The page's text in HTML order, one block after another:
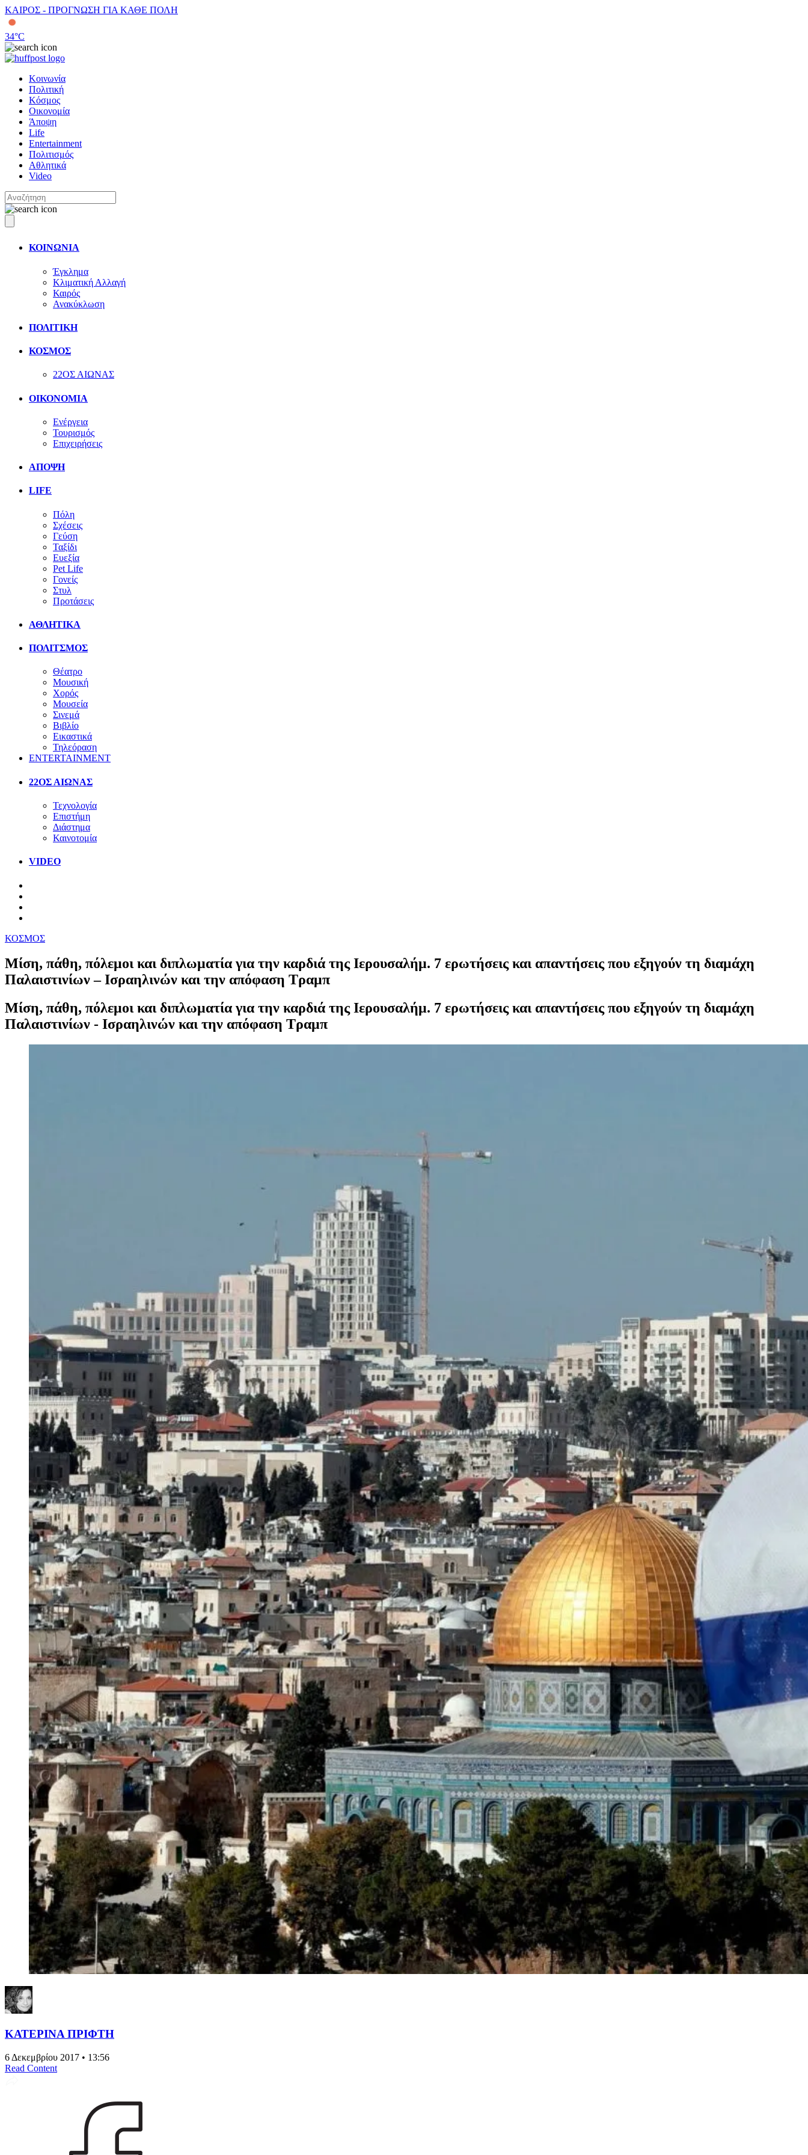
ΚΑΙΡΟΣ - ΠΡΟΓΝΩΣΗ ΓΙΑ ΚΑΘΕ ΠΟΛΗ
34°C
Κοινωνία
Πολιτική
Κόσμος
Οικονομία
Άποψη
Life
Entertainment
Πολιτισμός
Αθλητικά
Video
ΚΟΙΝΩΝΙΑ
Έγκλημα
Κλιματική Αλλαγή
Καιρός
Ανακύκλωση
ΠΟΛΙΤΙΚΗ
ΚΟΣΜΟΣ
22ΟΣ ΑΙΩΝΑΣ
ΟΙΚΟΝΟΜΙΑ
Ενέργεια
Τουρισμός
Επιχειρήσεις
ΑΠΟΨΗ
LIFE
Πόλη
Σχέσεις
Γεύση
Ταξίδι
Ευεξία
Pet Life
Γονείς
Στυλ
Προτάσεις
ΑΘΛΗΤΙΚΑ
ΠΟΛΙΤΣΜΟΣ
Θέατρο
Μουσική
Χορός
Μουσεία
Σινεμά
Βιβλίο
Εικαστικά
Τηλεόραση
ENTERTAINMENT
22ΟΣ ΑΙΩΝΑΣ
Τεχνολογία
Επιστήμη
Διάστημα
Καινοτομία
VIDEO
ΚΟΣΜΟΣ
Μίση, πάθη, πόλεμοι και διπλωματία για την καρδιά της Ιερουσαλήμ. 7 ερωτήσεις και απαντήσεις που εξηγούν τη διαμάχη
Παλαιστινίων – Ισραηλινών και την απόφαση Τραμπ
Μίση, πάθη, πόλεμοι και διπλωματία για την καρδιά της Ιερουσαλήμ. 7 ερωτήσεις και απαντήσεις που εξηγούν τη διαμάχη
Παλαιστινίων - Ισραηλινών και την απόφαση Τραμπ
ΚΑΤΕΡΙΝΑ ΠΡΙΦΤΗ
6 Δεκεμβρίου 2017 • 13:56
Read Content